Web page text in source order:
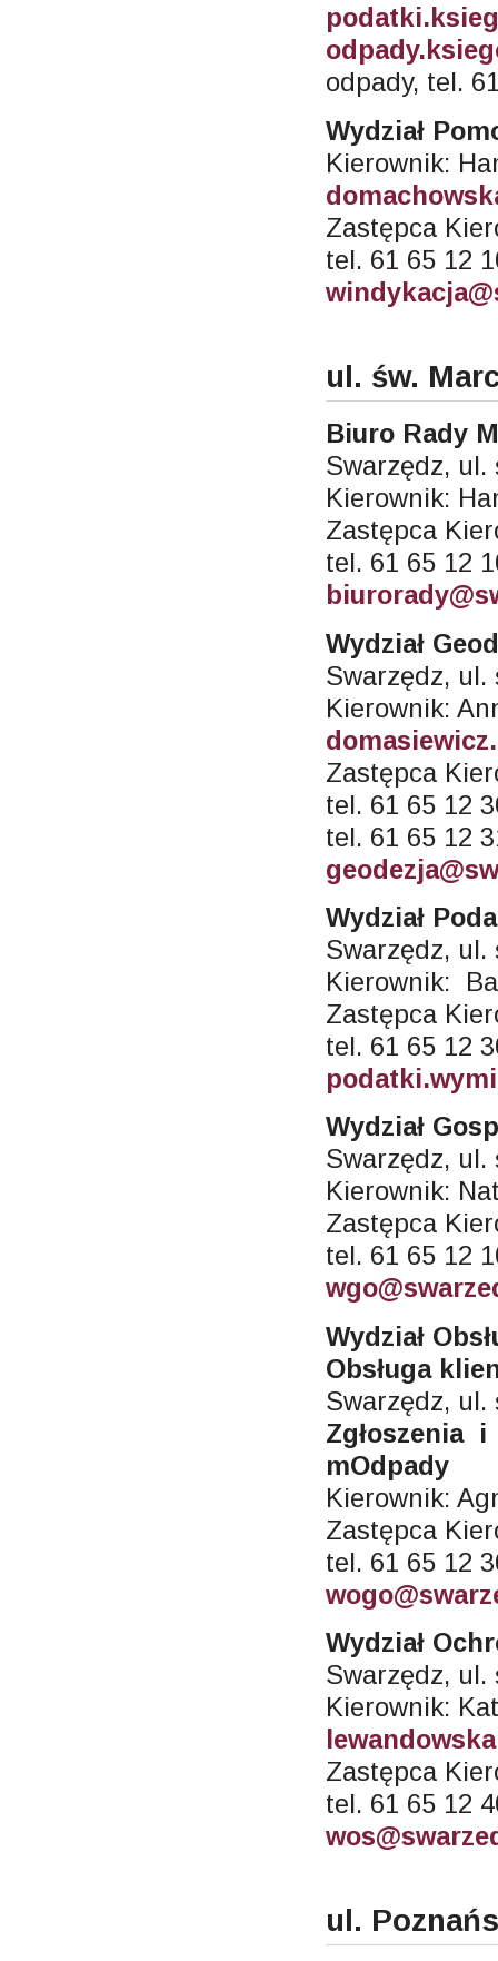
odpady, tel.
Wydział
Kierownik:
Zastępca
tel. 61 65 12
ul. św.
Biuro Rady
Swarzędz, ul.
Kierownik:
Zastępca
tel. 61 65 12
Wydział
Swarzędz, ul.
Kierownik:
Zastępca
tel. 61 65 12
tel. 61 65 12
Wydział
Swarzędz, ul.
Kierownik:
Zastępca
tel. 61 65 12
Wydział
Swarzędz, ul.
Kierownik:
Zastępca
tel. 61 65 12
Wydział
Obsługa
Swarzędz, ul.
Zgłoszenia
mOdpady
Kierownik:
Zastępca
tel. 61 65 12
Wydział
Swarzędz, ul.
Kierownik:
Zastępca
tel. 61 65 12
ul.